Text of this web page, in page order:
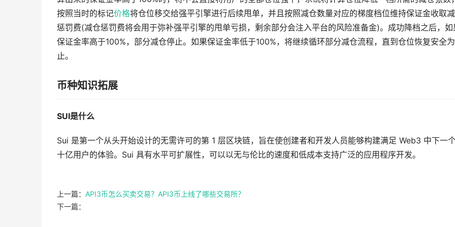
按照当时的标记价格将仓位移交给强平引擎进行后续甩单，并且按照减仓数量对应的梯度档位维持保证金收取
惩罚费(减仓惩罚费将会用于弥补强平引擎的甩单亏损，剩余部分会注入平台的风险准备金)。成功降档之后，如
保证金率高于100%，部分减仓停止。如果保证金率低于100%，将继续循环部分减仓流程，直到仓位恢复安全为
止。
币种知识拓展
SUI是什么
Sui 是第一个从头开始设计的无需许可的第 1 层区块链，旨在使创建者和开发人员能够构建满足 Web3 中下一
十亿用户的体验。Sui 具有水平可扩展性，可以以无与伦比的速度和低成本支持广泛的应用程序开发。
上一篇： API3币怎么买卖交易？API3币上线了哪些交易所？
下一篇：